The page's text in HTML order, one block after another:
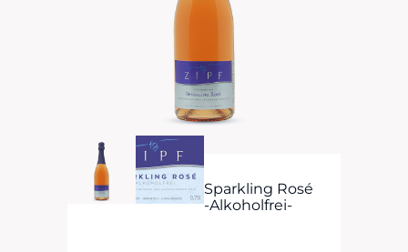
Sparkling Rosé
-Alkoholfrei-